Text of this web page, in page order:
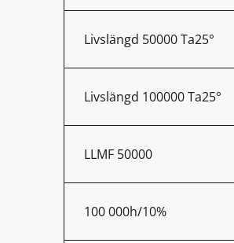
Livslängd 50000 Ta25°
Livslängd 100000 Ta25°
LLMF 50000
100 000h/10%